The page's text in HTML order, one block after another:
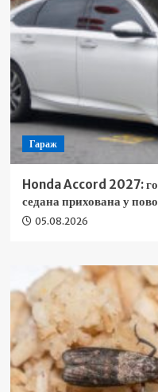
Гараж
Honda Accord 2027:
седана прихована у
05.08.2026